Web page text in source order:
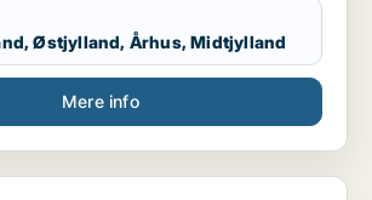
Østjylland, Århus, Midtjylland
Mere info